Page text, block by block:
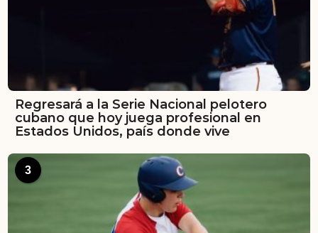
Regresará a la Serie Nacional pelotero
cubano que hoy juega profesional en
Estados Unidos, país donde vive
3